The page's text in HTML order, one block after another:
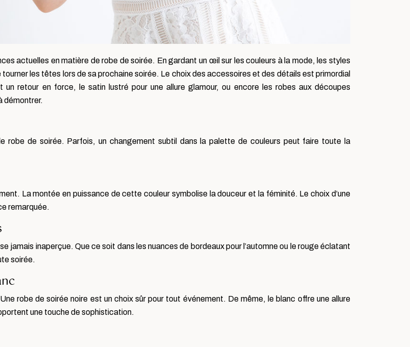
actuelles en matière de robe de soirée. En gardant un œil sur les couleurs à la mode, les styles
les têtes lors de sa prochaine soirée. Le choix des accessoires et des détails est primordial
retour en force, le satin lustré pour une allure glamour, ou encore les robes aux découpes
démontrer.
robe de soirée. Parfois, un changement subtil dans la palette de couleurs peut faire toute la
La montée en puissance de cette couleur symbolise la douceur et la féminité. Le choix d’une
remarquée.
jamais inaperçue. Que ce soit dans les nuances de bordeaux pour l’automne ou le rouge éclatant
soirée.
robe de soirée noire est un choix sûr pour tout événement. De même, le blanc offre une allure
une touche de sophistication.